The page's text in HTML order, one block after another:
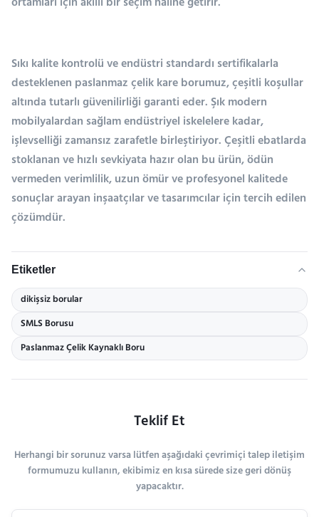
Sıkı kalite kontrolü ve endüstri standardı sertifikalarla
desteklenen paslanmaz çelik kare borumuz, çeşitli koşullar
altında tutarlı güvenilirliği garanti eder. Şık modern
mobilyalardan sağlam endüstriyel iskelelere kadar,
işlevselliği zamansız zarafetle birleştiriyor. Çeşitli ebatlarda
stoklanan ve hızlı sevkiyata hazır olan bu ürün, ödün
vermeden verimlilik, uzun ömür ve profesyonel kalitede
sonuçlar arayan inşaatçılar ve tasarımcılar için tercih edilen
çözümdür.
Etiketler
dikişsiz borular
SMLS Borusu
Paslanmaz Çelik Kaynaklı Boru
Teklif Et
Herhangi bir sorunuz varsa lütfen aşağıdaki çevrimiçi talep iletişim
formumuzu kullanın, ekibimiz en kısa sürede size geri dönüş
yapacaktır.